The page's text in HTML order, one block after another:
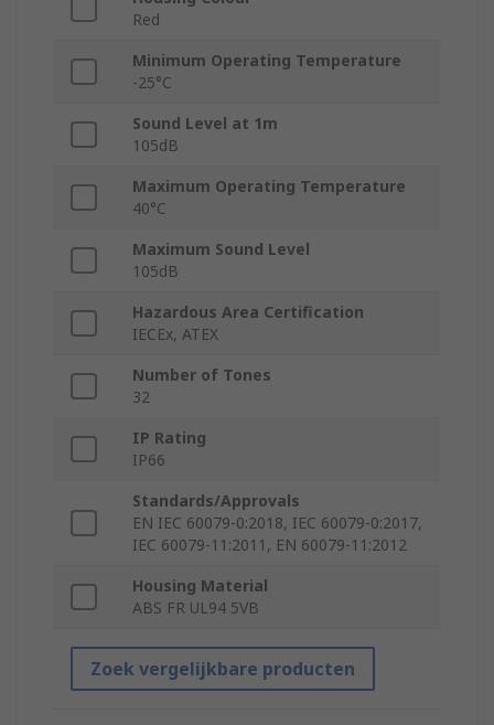
Red
Minimum Operating Temperature
-25°C
Sound Level at 1m
105dB
Maximum Operating Temperature
40°C
Maximum Sound Level
105dB
Hazardous Area Certification
IECEx, ATEX
Number of Tones
32
IP Rating
IP66
Standards/Approvals
EN IEC 60079-0:2018, IEC 60079-0:2017,
IEC 60079-11:2011, EN 60079-11:2012
Housing Material
ABS FR UL94 5VB
Zoek vergelijkbare producten